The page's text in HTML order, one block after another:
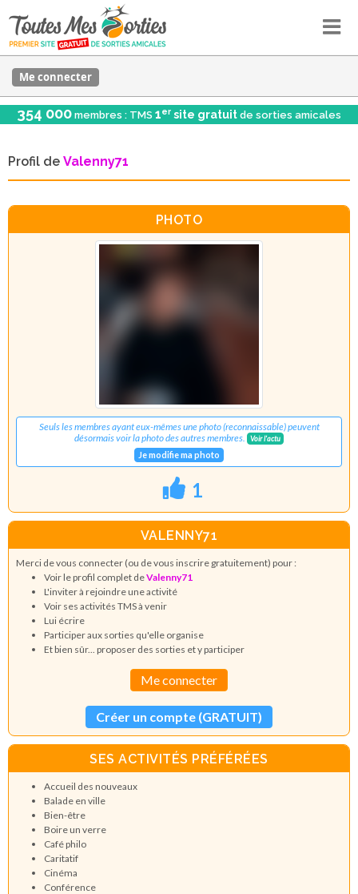
Me connecter
354 000 membres : TMS 1er site gratuit de sorties amicales
Profil de Valenny71
PHOTO
Seuls les membres ayant eux-mêmes une photo (reconnaissable) peuvent
désormais voir la photo des autres membres.
Voir l'actu
Je modifie ma photo
1
VALENNY71
Merci de vous connecter (ou de vous inscrire gratuitement) pour :
Voir le profil complet deValenny71
L'inviter à rejoindre une activité
Voir ses activités TMS à venir
Lui écrire
Participer aux sorties qu'elle organise
Et bien sûr... proposer des sorties et y participer
Me connecter
Créer un compte (GRATUIT)
SES ACTIVITÉS PRÉFÉRÉES
Accueil des nouveaux
Balade en ville
Bien-être
Boire un verre
Café philo
Caritatif
Cinéma
Conférence